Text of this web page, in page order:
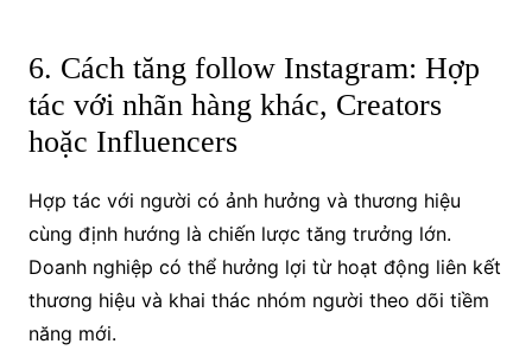
6. Cách tăng follow Instagram: Hợp
tác với nhãn hàng khác, Creators
hoặc Influencers
Hợp tác với người có ảnh hưởng và thương hiệu
cùng định hướng là chiến lược tăng trưởng lớn.
Doanh nghiệp có thể hưởng lợi từ hoạt động liên kết
thương hiệu và khai thác nhóm người theo dõi tiềm
năng mới.